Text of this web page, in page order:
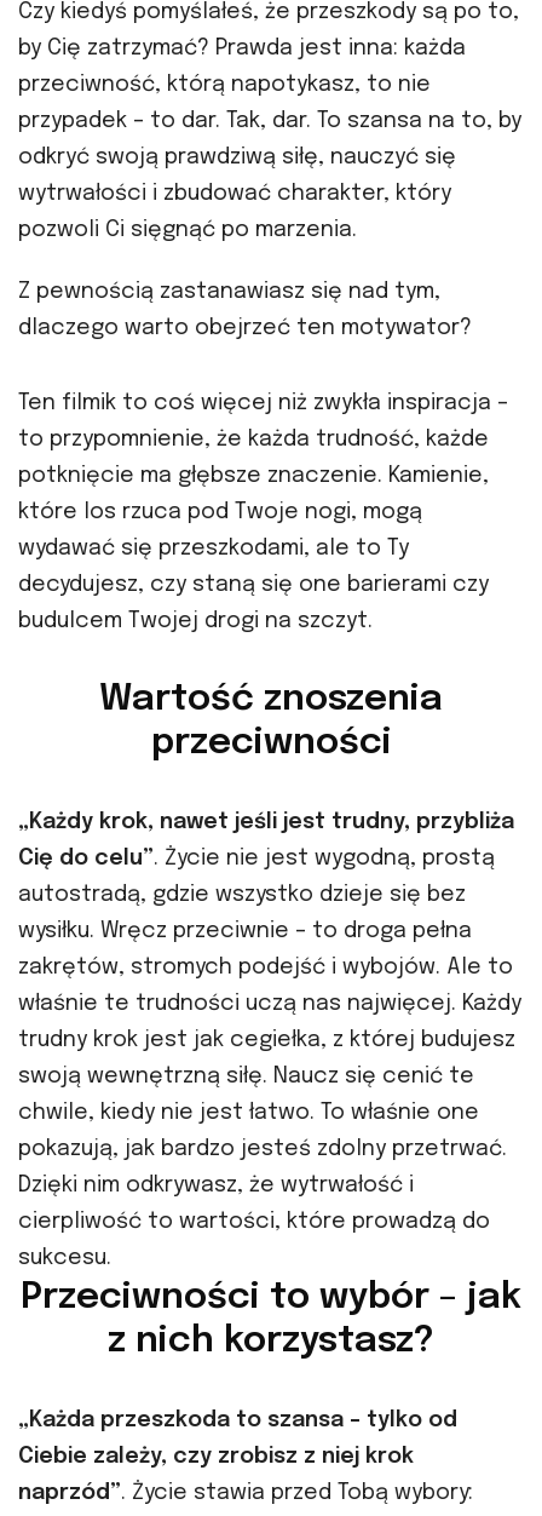
Czy kiedyś pomyślałeś, że przeszkody są po to,
by Cię zatrzymać? Prawda jest inna: każda
przeciwność, którą napotykasz, to nie
przypadek – to dar. Tak, dar. To szansa na to, by
odkryć swoją prawdziwą siłę, nauczyć się
wytrwałości i zbudować charakter, który
pozwoli Ci sięgnąć po marzenia.
Z pewnością zastanawiasz się nad tym,
dlaczego warto obejrzeć ten motywator?
Ten filmik to coś więcej niż zwykła inspiracja –
to przypomnienie, że każda trudność, każde
potknięcie ma głębsze znaczenie. Kamienie,
które los rzuca pod Twoje nogi, mogą
wydawać się przeszkodami, ale to Ty
decydujesz, czy staną się one barierami czy
budulcem Twojej drogi na szczyt.
Wartość znoszenia
przeciwności
„Każdy krok, nawet jeśli jest trudny, przybliża
Cię do celu”. Życie nie jest wygodną, prostą
autostradą, gdzie wszystko dzieje się bez
wysiłku. Wręcz przeciwnie – to droga pełna
zakrętów, stromych podejść i wybojów. Ale to
właśnie te trudności uczą nas najwięcej. Każdy
trudny krok jest jak cegiełka, z której budujesz
swoją wewnętrzną siłę. Naucz się cenić te
chwile, kiedy nie jest łatwo. To właśnie one
pokazują, jak bardzo jesteś zdolny przetrwać.
Dzięki nim odkrywasz, że wytrwałość i
cierpliwość to wartości, które prowadzą do
sukcesu.
Przeciwności to wybór – jak
z nich korzystasz?
„Każda przeszkoda to szansa – tylko od
Ciebie zależy, czy zrobisz z niej krok
naprzód”. Życie stawia przed Tobą wybory: